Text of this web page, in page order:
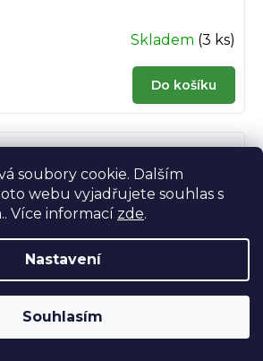
soubory cookie. Dalším
webu vyjadřujete souhlas s
Více informací zde.
Nastavení
Souhlasím
Skladem (3 ks)
Do košíku